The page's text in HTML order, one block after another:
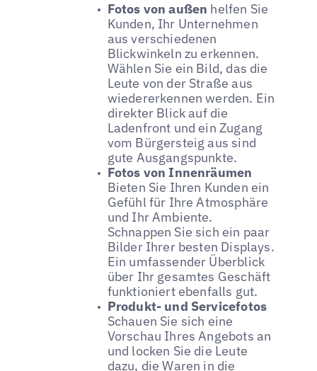
Fotos von außen helfen Sie
Kunden, Ihr Unternehmen
aus verschiedenen
Blickwinkeln zu erkennen.
Wählen Sie ein Bild, das die
Leute von der Straße aus
wiedererkennen werden. Ein
direkter Blick auf die
Ladenfront und ein Zugang
vom Bürgersteig aus sind
gute Ausgangspunkte.
Fotos von Innenräumen
Bieten Sie Ihren Kunden ein
Gefühl für Ihre Atmosphäre
und Ihr Ambiente.
Schnappen Sie sich ein paar
Bilder Ihrer besten Displays.
Ein umfassender Überblick
über Ihr gesamtes Geschäft
funktioniert ebenfalls gut.
Produkt- und Servicefotos
Schauen Sie sich eine
Vorschau Ihres Angebots an
und locken Sie die Leute
dazu, die Waren in die